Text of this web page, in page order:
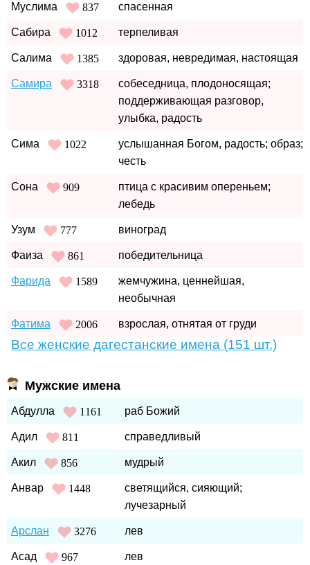
Муслима 837 спасенная
Сабира 1012 терпеливая
Салима 1385 здоровая, невредимая, настоящая
Самира 3318
собеседница, плодоносящая;
поддерживающая разговор,
улыбка, радость
Сима 1022
услышанная Богом, радость; образ;
честь
Сона 909
птица с красивим опереньем;
лебедь
Узум 777 виноград
Фаиза 861 победительница
Фарида 1589
жемчужина, ценнейшая,
необычная
Фатима 2006 взрослая, отнятая от груди
Все женские дагестанские имена (151 шт.)
Мужские имена
Абдулла 1161 раб Божий
Адил 811 справедливый
Акил 856 мудрый
Анвар 1448
светящийся, сияющий;
лучезарный
Арслан 3276 лев
Асад 967 лев